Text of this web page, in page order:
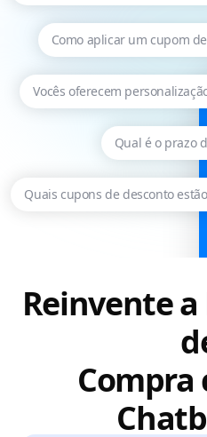
Como aplicar um cupom
Vocês oferecem
Qual é o prazo
Quais cupons de desconto
Reinvente
Compra